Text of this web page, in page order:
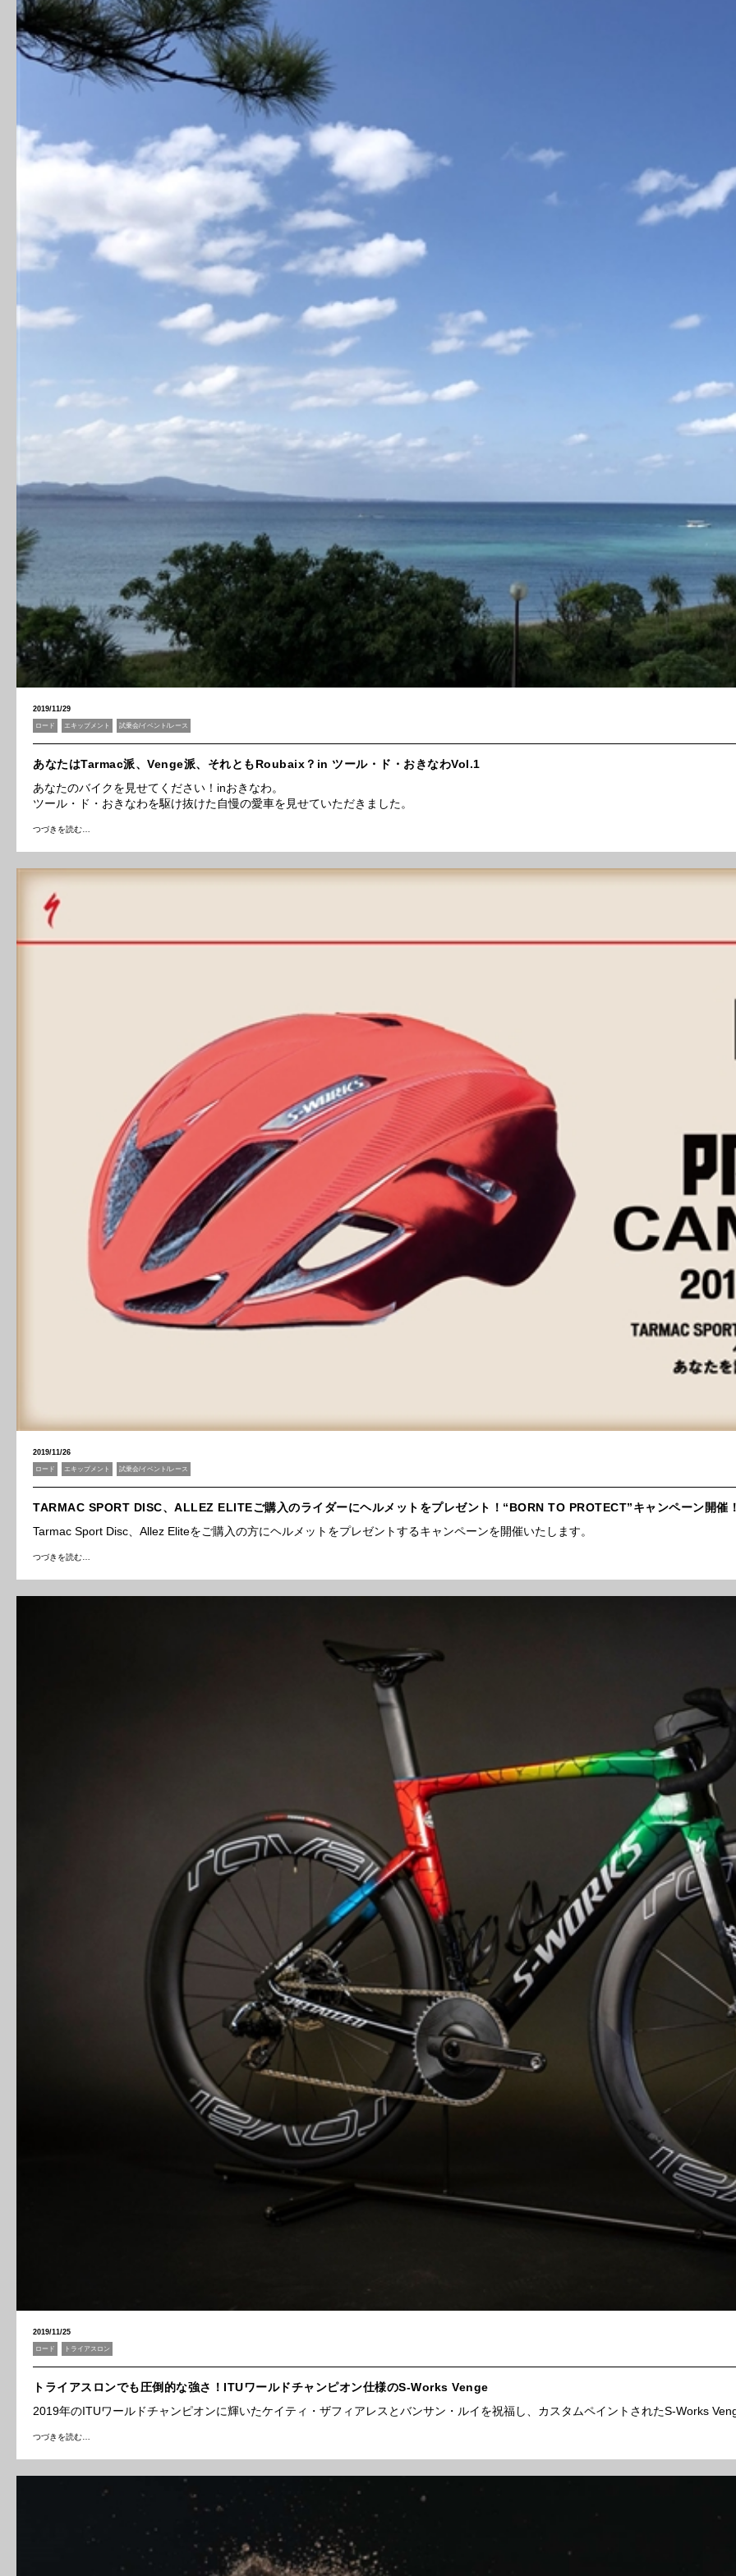
2019/11/29
ロード エキップメント 試乗会/イベント/レース
あなたはTarmac派、Venge派、それともRoubaix？in ツール・ド・おきなわVol.1
あなたのバイクを見せてください！inおきなわ。
ツール・ド・おきなわを駆け抜けた自慢の愛車を見せていただきました。
つづきを読む…
2019/11/26
ロード エキップメント 試乗会/イベント/レース
TARMAC SPORT DISC、ALLEZ ELITEご購入のライダーにヘルメットをプレゼント！“BORN TO PROTECT”キャンペーン開催
Tarmac Sport Disc、Allez Eliteをご購入の方にヘルメットをプレゼントするキャンペーンを開催いたします。
つづきを読む…
2019/11/25
ロード トライアスロン
トライアスロンでも圧倒的な強さ！ITUワールドチャンピオン仕様のS-Works Venge
2019年のITUワールドチャンピオンに輝いたケイティ・ザフィアレスとバンサン・ルイを祝福し、カスタムペイントされたS-Works
つづきを読む…